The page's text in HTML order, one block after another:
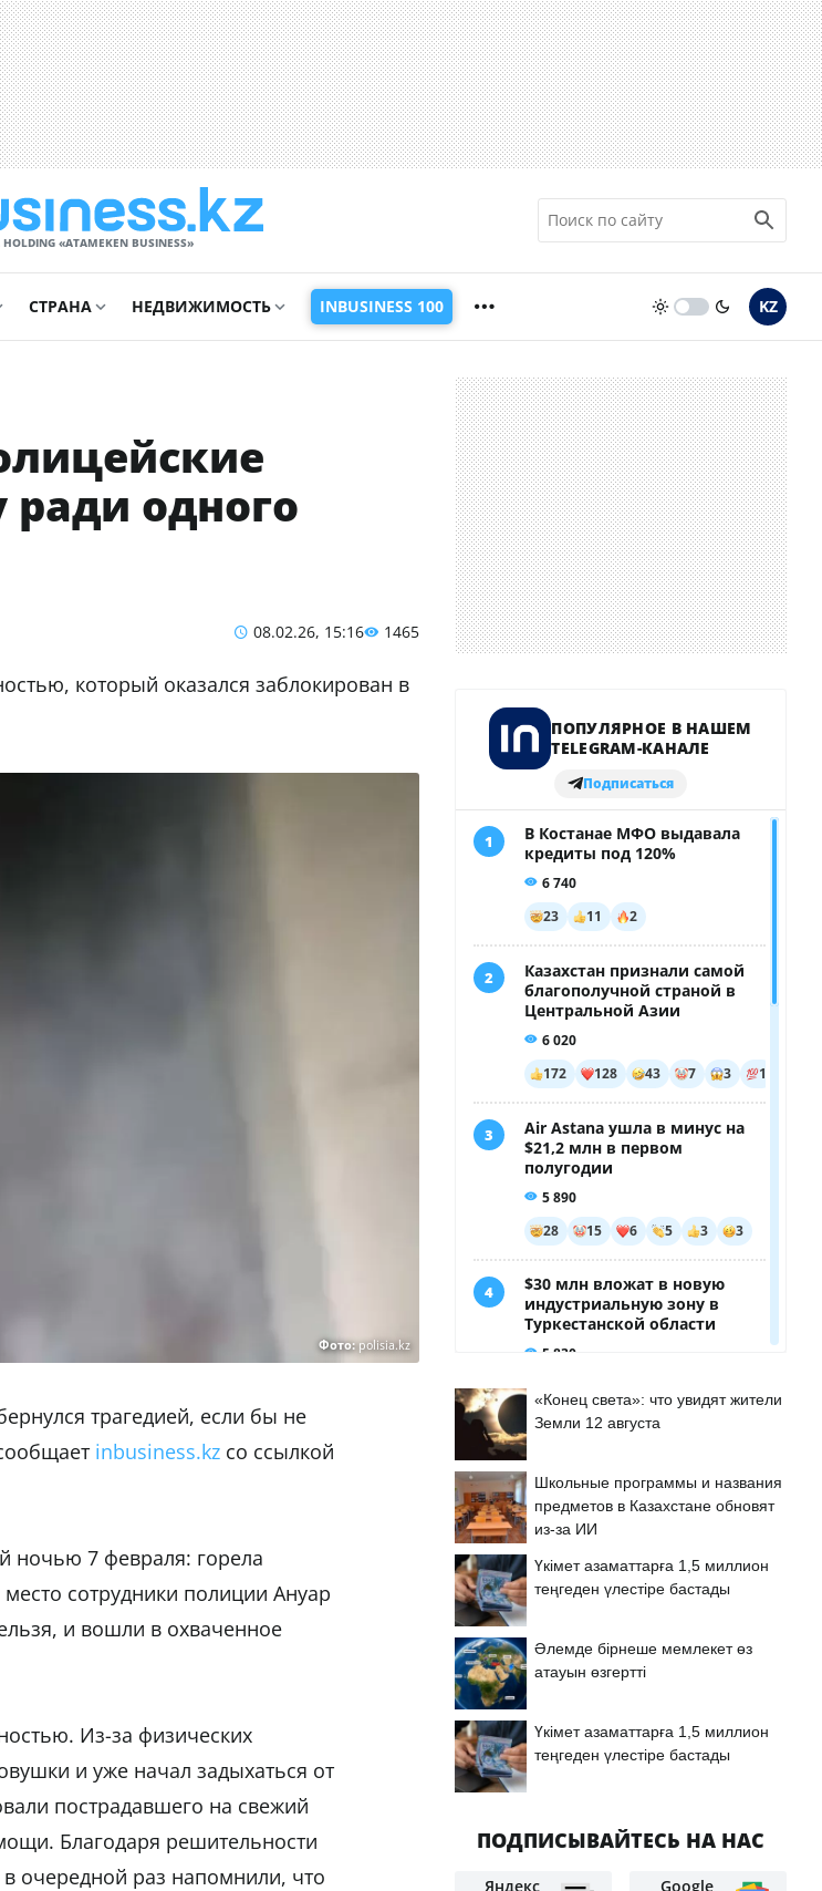
«ATAMEKЕN BUSINESS»
СТРАНА НЕДВИЖИМОСТЬ INBUSINESS 100 KZ
одного
08.02.26, 15:16 1465
который оказался заблокирован в
Фото:polisia.kz
трагедией, если бы не
inbusiness.kz со ссылкой
ночью 7 февраля: горела
сотрудники полиции Ануар
и вошли в охваченное
Из-за физических
и уже начал задыхаться от
пострадавшего на свежий
Благодаря решительности
очередной раз напомнили, что
«Конец света»: что увидят жители
Земли 12 августа
Школьные программы и названия
предметов в Казахстане обновят
из-за ИИ
Үкімет азаматтарға 1,5 миллион
теңгеден үлестіре бастады
Әлемде бірнеше мемлекет өз
атауын өзгертті
Үкімет азаматтарға 1,5 миллион
теңгеден үлестіре бастады
ПОДПИСЫВАЙТЕСЬ НА НАС
Яндекс
Google